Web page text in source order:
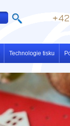
Technologie tisku